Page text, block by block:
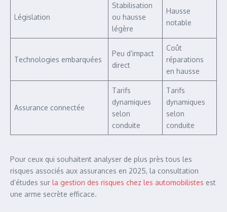
Législation
Stabilisation
ou hausse
légère
Hausse
notable
Technologies embarquées
Peu d’impact
direct
Coût
réparations
en hausse
Assurance connectée
Tarifs
dynamiques
selon
conduite
Tarifs
dynamiques
selon
conduite
Pour ceux qui souhaitent analyser de plus près tous les
risques associés aux assurances en 2025, la consultation
d’études sur la gestion des risques chez les automobilistes est
une arme secrète efficace.